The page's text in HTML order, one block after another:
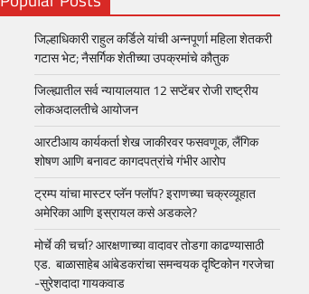
जिल्हाधिकारी राहुल कर्डिले यांची अन्नपूर्णा महिला शेतकरी
गटास भेट; नैसर्गिक शेतीच्या उपक्रमांचे कौतुक
जिल्ह्यातील सर्व न्यायालयात 12 सप्टेंबर रोजी राष्ट्रीय
लोकअदालतीचे आयोजन
आरटीआय कार्यकर्ता शेख जाकीरवर फसवणूक, लैंगिक
शोषण आणि बनावट कागदपत्रांचे गंभीर आरोप
ट्रम्प यांचा मास्टर प्लॅन फ्लॉप? इराणच्या चक्रव्यूहात
अमेरिका आणि इस्रायल कसे अडकले?
मोर्चे की चर्चा? आरक्षणाच्या वादावर तोडगा काढण्यासाठी
एड. बाळासाहेब आंबेडकरांचा समन्वयक दृष्टिकोन गरजेचा
-सुरेशदादा गायकवाड